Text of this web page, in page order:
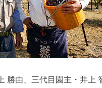
勝由、三代目園主・井上